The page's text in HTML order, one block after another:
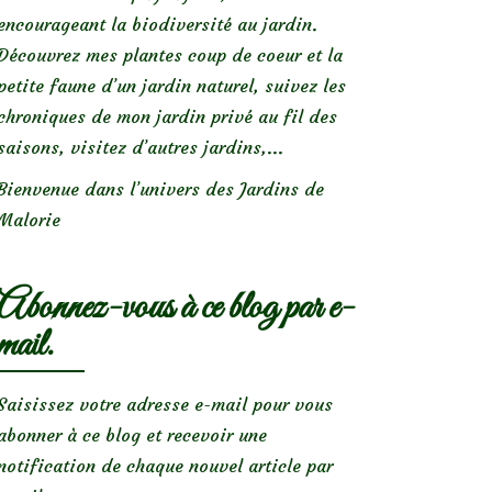
la biodiversité au jardin.
mes plantes coup de coeur et la
faune d’un jardin naturel, suivez les
de mon jardin privé au fil des
visitez d’autres jardins,...
dans l’univers des Jardins de
vous à ce blog par e-
votre adresse e-mail pour vous
à ce blog et recevoir une
de chaque nouvel article par